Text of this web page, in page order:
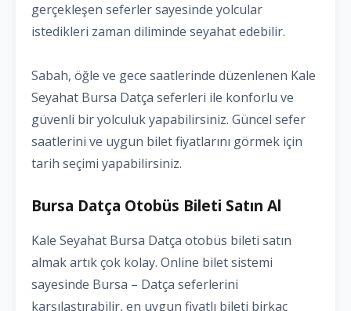
gerçekleşen seferler sayesinde yolcular
istedikleri zaman diliminde seyahat edebilir.
Sabah, öğle ve gece saatlerinde düzenlenen Kale
Seyahat Bursa Datça seferleri ile konforlu ve
güvenli bir yolculuk yapabilirsiniz. Güncel sefer
saatlerini ve uygun bilet fiyatlarını görmek için
tarih seçimi yapabilirsiniz.
Bursa Datça Otobüs Bileti Satın Al
Kale Seyahat Bursa Datça otobüs bileti satın
almak artık çok kolay. Online bilet sistemi
sayesinde Bursa – Datça seferlerini
karşılaştırabilir, en uygun fiyatlı bileti birkaç